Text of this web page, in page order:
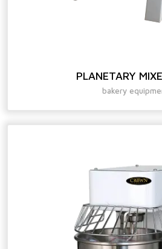
PLANETARY
bakery